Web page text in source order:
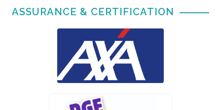
ASSURANCE & CERTIFICATION